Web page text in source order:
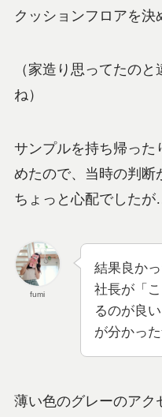
クッションフロアを決
（家造り思ってたの
ね）
サンプルを持ち帰った
めたので、当時の判断
ちょっと心配でしたが
fumi
結果良か
社長が「
るのが良
が分かっ
薄い色のグレーのアク